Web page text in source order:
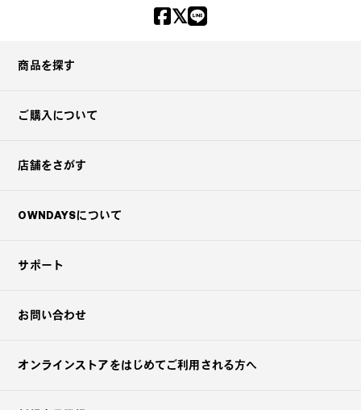
商品を探す
ご購入について
店舗をさがす
OWNDAYSについて
サポート
お問い合わせ
オンラインストアをはじめてご利用される方へ